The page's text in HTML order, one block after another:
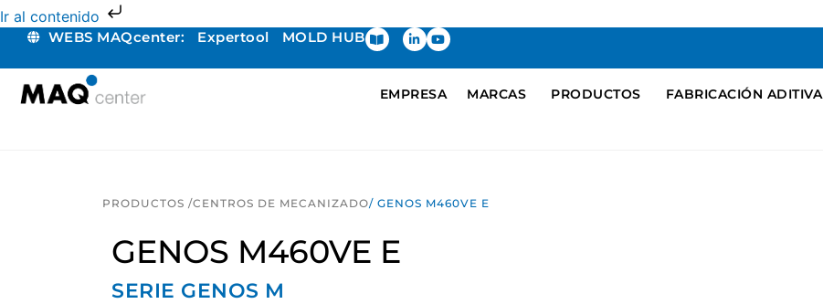
Ir al contenido
WEBS MAQcenter: Expertool MOLD HUB
EMPRESA MARCAS PRODUCTOS FABRICACIÓN ADITIVA
PRODUCTOS /CENTROS DE MECANIZADO/ GENOS M460VE E
GENOS M460VE E
SERIE GENOS M